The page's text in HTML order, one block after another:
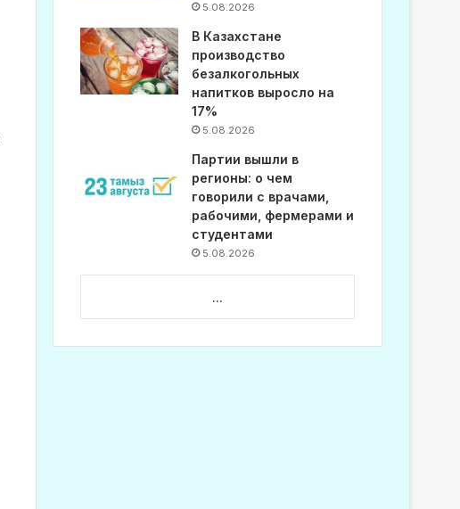
5.08.2026
В Казахстане
производство
безалкогольных
напитков выросло на
17%
5.08.2026
Партии вышли в
регионы: о чем
говорили с врачами,
рабочими, фермерами и
студентами
5.08.2026
...